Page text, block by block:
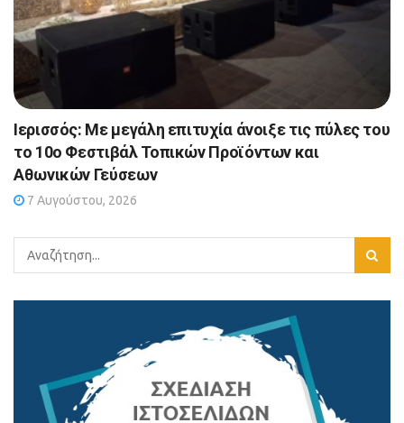
Ιερισσός: Με μεγάλη επιτυχία άνοιξε τις πύλες του
το 10ο Φεστιβάλ Τοπικών Προϊόντων και
Αθωνικών Γεύσεων
7 Αυγούστου, 2026